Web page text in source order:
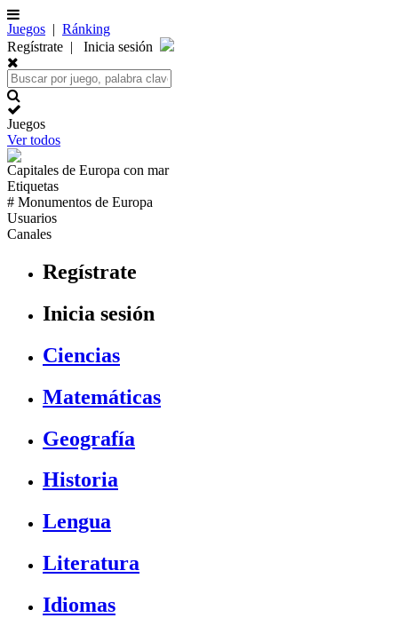
Juegos | Ránking
Regístrate | Inicia sesión
Juegos
Ver todos
Capitales de Europa con mar
Etiquetas
# Monumentos de Europa
Usuarios
Canales
Regístrate
Inicia sesión
Ciencias
Matemáticas
Geografía
Historia
Lengua
Literatura
Idiomas